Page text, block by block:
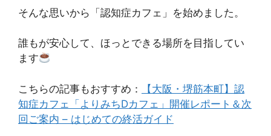
そんな思いから「認知症カフェ」を始めました。
誰もが安心して、ほっとできる場所を目指してい
ます
こちらの記事もおすすめ：
【大阪・堺筋本町】認
知症カフェ「よりみちDカフェ」開催レポート＆次
回ご案内 – はじめての終活ガイド